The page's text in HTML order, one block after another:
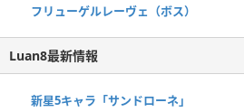
フリューゲルレーヴェ（ボス）
Luan8最新情報
新星5キャラ「サンドローネ」